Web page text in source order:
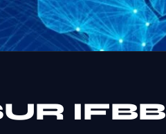
IFBB